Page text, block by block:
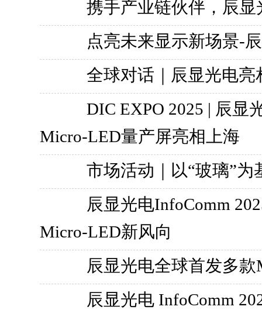
携手产业链伙伴，辰
点亮未来显示新场景-
全球对话｜辰显光电亮
DIC EXPO 2025 | 辰显
Micro-LED量产屏亮相上海
市场活动｜以“玻璃”为
辰显光电InfoComm
Micro-LED新风向
辰显光电全球首发多
辰显光电 InfoComm